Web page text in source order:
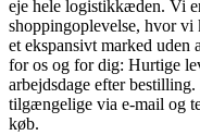
eje hele logistikkæden. Vi
shoppingoplevelse, hvor vi
et ekspansivt marked
for os og for dig: Hurtige
arbejdsdage efter
tilgængelige via e-mail og
køb.